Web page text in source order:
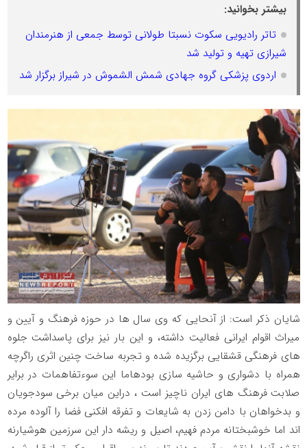
بیشتر بخوانید:
تاتر رادیویی سکوت نسبتا طولانی توسط جمعی از هنرمندان
شیرازی تهیه و تولید شد
اردوی پزشکی گروه جهادی شمش الشموش در شیراز برگزار شد
شایان ذکر است: از آنحایی که وی سال ها در حوزه فرهنگ و آیین و
میراث اقوام ایرانی فعالیت داشته، و این بار نیز برای پاسداشت جلوه
های فرهنگی قشقایی برگزیده شده و تجربه ساخت چنین اثری راگرچه
همراه با دشواری و حاشیه سازی بودهاما این سوءتفاهمات در برایر
صلابت فرهنگ های ایران ناچیز است ، دراین میان برخی سودجویان
و بدخواهان با دامن زدن به شایعات و تفرقه افکنی فضا را آلوده مرده
اند اما خوشبختانه مردم فهیم، اصیل و ریشه دار این سرزمین هوشیارنه